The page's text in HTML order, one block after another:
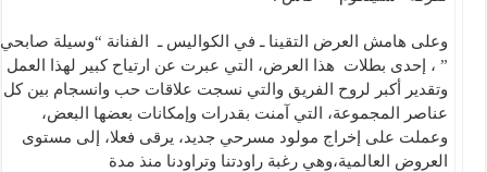
وعلى هامش العرض التقينا ـ في الكواليس ـ الفنانة “وسيلة صابحي
” ، إحدى بطلات هذا العرض، التي عبرت عن ارتياح كبير لهذا العمل
وتقدير أكبر لروح الفريق والتي نسجت علاقات حب وانسجام بين كل
عناصر المجموعة، التي آمنت بقدرات وإمكانات بعضها البعض،
وعملت على إخراج مولود مسرحي جديد، يرقى فعلا، إلى مستوى
العروض العالمية،وهي رغبة راودتنا وتراودنا منذ مدة